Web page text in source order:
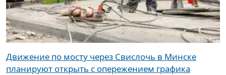
Движение по мосту через Свислочь в Минске
планируют открыть с опережением графика